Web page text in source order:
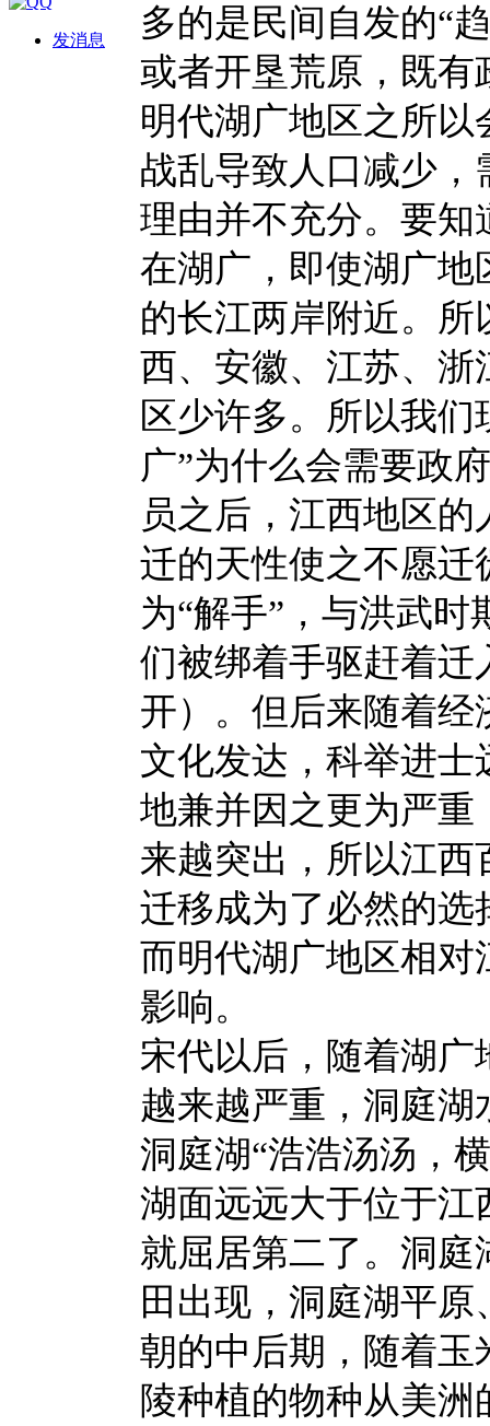
发消息
多的是民间自发的“
或者开垦荒原，既
明代湖广地区之所
战乱导致人口减少
理由并不充分。要
在湖广，即使湖广
的长江两岸附近。
西、安徽、江苏、
区少许多。所以我
广”为什么会需要政
员之后，江西地区
迁的天性使之不愿
为“解手”，与洪武
们被绑着手驱赶着
开）。但后来随着
文化发达，科举进
地兼并因之更为严
来越突出，所以江
迁移成为了必然的选
而明代湖广地区相
影响。
宋代以后，随着湖
越来越严重，洞庭
洞庭湖“浩浩汤汤，
湖面远远大于位于
就屈居第二了。洞
田出现，洞庭湖平
朝的中后期，随着
陵种植的物种从美